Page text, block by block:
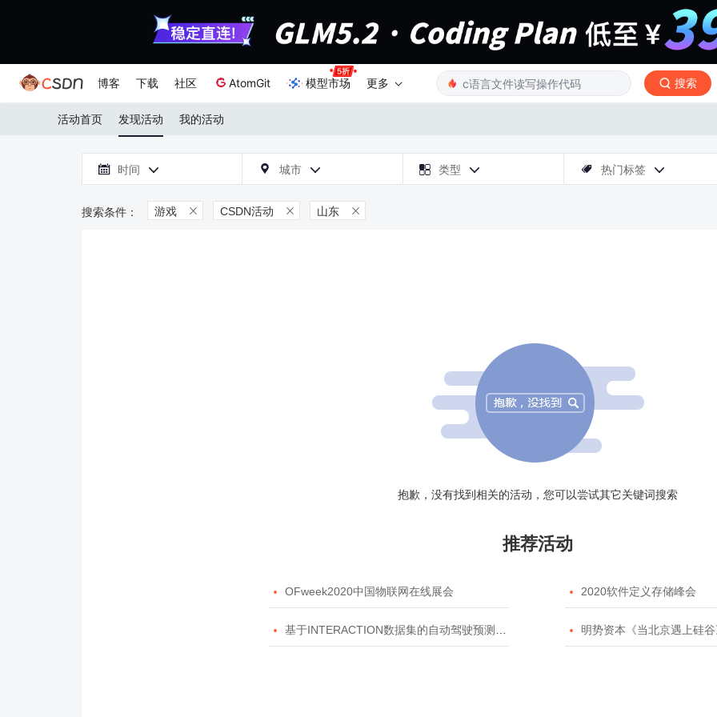
博客 下载 社区 AtomGit 模型市场 更多 搜索
活动首页 发现活动 我的活动
 时间   城市   类型   热门标签 
游戏  CSDN活动  山东 
抱歉，没有找到相关的活动，您可以尝试其它关键词搜索
推荐活动
 OFweek2020中国物联网在线展会  2020软件定义存储峰会
 基于INTERACTION数据集的自动驾驶预测模型挑战赛  明势资本《当北京遇上硅谷》系列